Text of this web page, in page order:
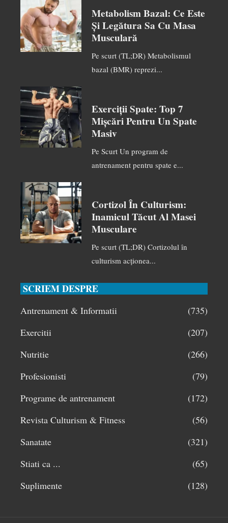
Metabolism Bazal: Ce Este
Și Legătura Sa Cu Masa
Musculară
Pe scurt (TL;DR) Metabolismul
bazal (BMR) reprezi...
Exerciții Spate: Top 7
Mișcări Pentru Un Spate
Masiv
Pe Scurt Un program de
antrenament pentru spate e...
Cortizol În Culturism:
Inamicul Tăcut Al Masei
Musculare
Pe scurt (TL;DR) Cortizolul în
culturism acționea...
SCRIEM DESPRE
Antrenament & Informatii
(735)
Exercitii
(207)
Nutritie
(266)
Profesionisti
(79)
Programe de antrenament
(172)
Revista Culturism & Fitness
(56)
Sanatate
(321)
Stiati ca ...
(65)
Suplimente
(128)